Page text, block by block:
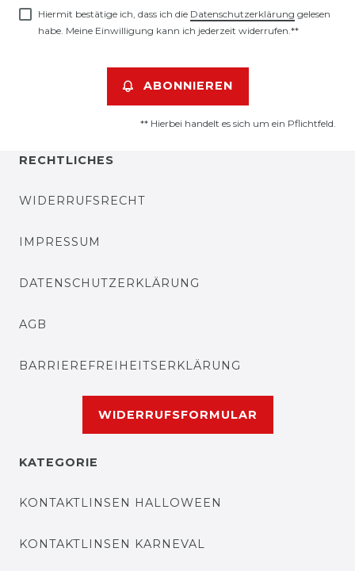
Hiermit bestätige ich, dass ich die Daten­schutz­erklärung gelesen
habe. Meine Einwilligung kann ich jederzeit widerrufen.**
ABONNIEREN
** Hierbei handelt es sich um ein Pflichtfeld.
RECHTLICHES
WIDERRUFSRECHT
IMPRESSUM
DATENSCHUTZERKLÄRUNG
AGB
BARRIEREFREIHEITSERKLÄRUNG
WIDERRUFSFORMULAR
KATEGORIE
KONTAKTLINSEN HALLOWEEN
KONTAKTLINSEN KARNEVAL